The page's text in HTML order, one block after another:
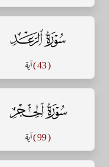
سورة الرعد
( 43 ) آية
سورة الحجر
( 99 ) آية